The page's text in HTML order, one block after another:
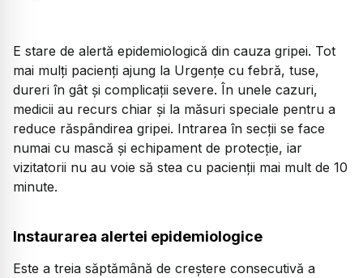
E stare de alertă epidemiologică din cauza gripei. Tot
mai mulți pacienți ajung la Urgențe cu febră, tuse,
dureri în gât și complicații severe. În unele cazuri,
medicii au recurs chiar și la măsuri speciale pentru a
reduce răspândirea gripei. Intrarea în secții se face
numai cu mască și echipament de protecție, iar
vizitatorii nu au voie să stea cu pacienții mai mult de 10
minute.
Instaurarea alertei epidemiologice
Este a treia săptămână de creștere consecutivă a